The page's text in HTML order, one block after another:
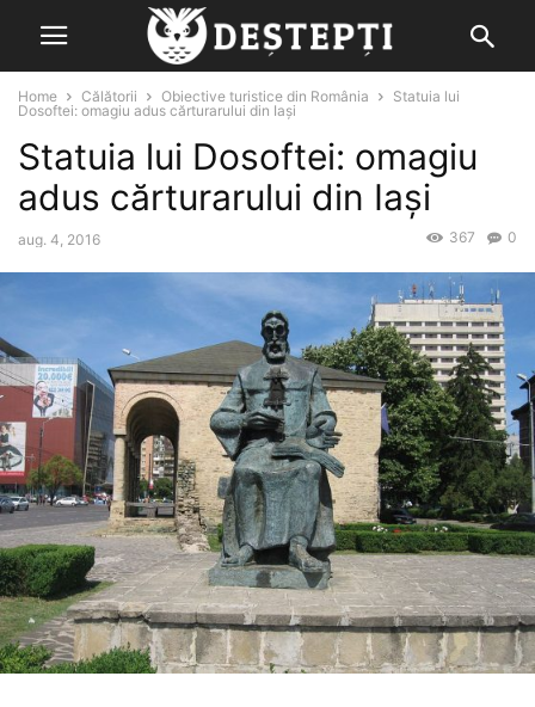
Home Călătorii Obiective turistice din România
Statuia lui
Dosoftei: omagiu adus cărturarului din Iași
Statuia lui Dosoftei: omagiu
adus cărturarului din Iași
aug. 4, 2016 0
367